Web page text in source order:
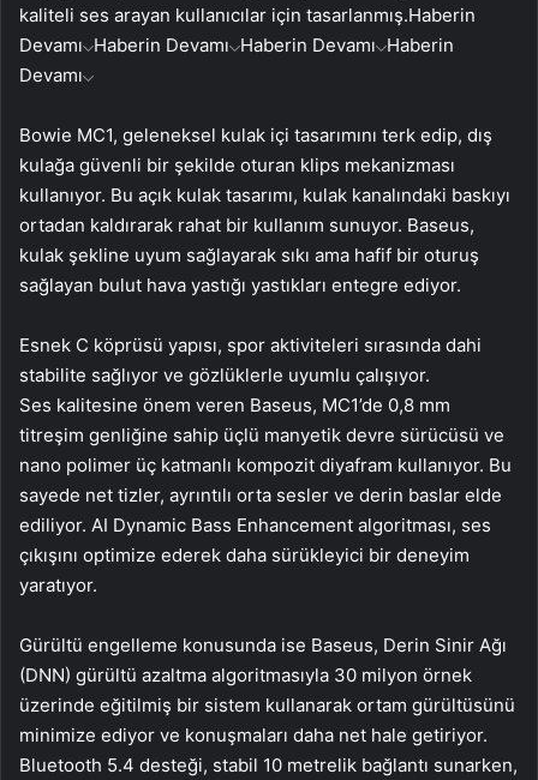
kaliteli ses arayan kullanıcılar için tasarlanmış.Haberin
Devamı Haberin Devamı Haberin Devamı Haberin
Devamı
Bowie MC1, geleneksel kulak içi tasarımını terk edip, dış
kulağa güvenli bir şekilde oturan klips mekanizması
kullanıyor. Bu açık kulak tasarımı, kulak kanalındaki baskıyı
ortadan kaldırarak rahat bir kullanım sunuyor. Baseus,
kulak şekline uyum sağlayarak sıkı ama hafif bir oturuş
sağlayan bulut hava yastığı yastıkları entegre ediyor.
Esnek C köprüsü yapısı, spor aktiviteleri sırasında dahi
stabilite sağlıyor ve gözlüklerle uyumlu çalışıyor.
Ses kalitesine önem veren Baseus, MC1’de 0,8 mm
titreşim genliğine sahip üçlü manyetik devre sürücüsü ve
nano polimer üç katmanlı kompozit diyafram kullanıyor. Bu
sayede net tizler, ayrıntılı orta sesler ve derin baslar elde
ediliyor. AI Dynamic Bass Enhancement algoritması, ses
çıkışını optimize ederek daha sürükleyici bir deneyim
yaratıyor.
Gürültü engelleme konusunda ise Baseus, Derin Sinir Ağı
(DNN) gürültü azaltma algoritmasıyla 30 milyon örnek
üzerinde eğitilmiş bir sistem kullanarak ortam gürültüsünü
minimize ediyor ve konuşmaları daha net hale getiriyor.
Bluetooth 5.4 desteği, stabil 10 metrelik bağlantı sunarken,